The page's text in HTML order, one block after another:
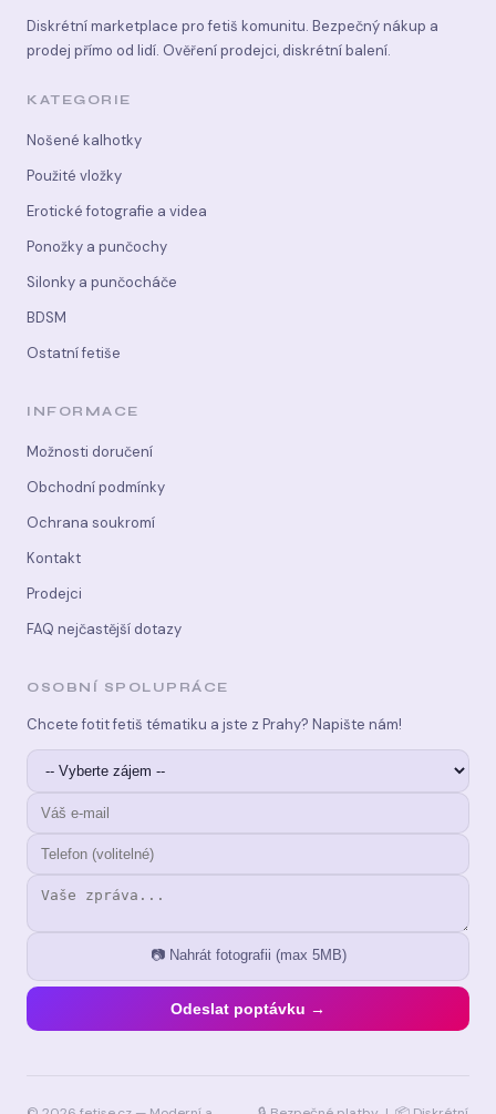
Diskrétní marketplace pro fetiš komunitu. Bezpečný nákup a
prodej přímo od lidí. Ověření prodejci, diskrétní balení.
KATEGORIE
Nošené kalhotky
Použité vložky
Erotické fotografie a videa
Ponožky a punčochy
Silonky a punčocháče
BDSM
Ostatní fetiše
INFORMACE
Možnosti doručení
Obchodní podmínky
Ochrana soukromí
Kontakt
Prodejci
FAQ nejčastější dotazy
OSOBNÍ SPOLUPRÁCE
Chcete fotit fetiš tématiku a jste z Prahy? Napište nám!
📷 Nahrát fotografii (max 5MB)
Odeslat poptávku →